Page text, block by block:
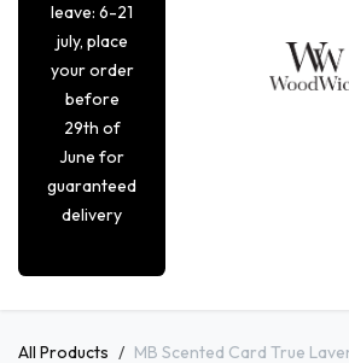
leave: 6-21
july, place
your order
before
29th of
June for
guaranteed
delivery
All Products MB Scented Card True